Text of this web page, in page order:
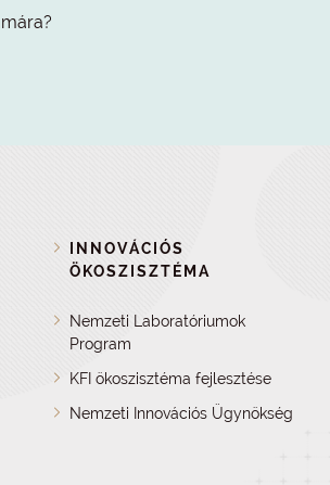
INNOVÁCIÓS
ÖKOSZISZTÉMA
Nemzeti Laboratóriumok
Program
KFI ökoszisztéma fejlesztése
Nemzeti Innovációs Ügynökség